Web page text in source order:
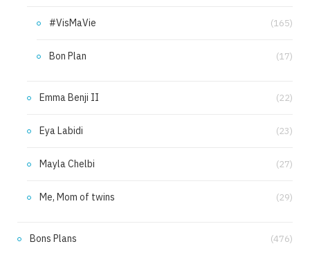
#VisMaVie (165)
Bon Plan (17)
Emma Benji II (22)
Eya Labidi (23)
Mayla Chelbi (27)
Me, Mom of twins (29)
Bons Plans (476)